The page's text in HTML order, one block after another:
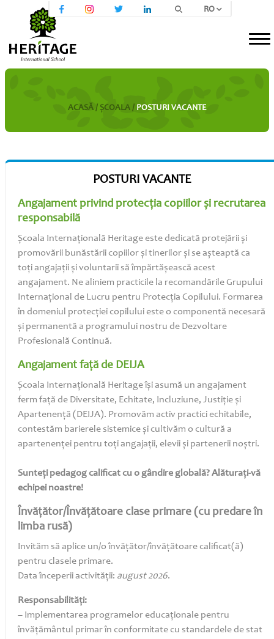
RO
ACASĂ / ŞСOALA / POSTURI VACANTE
POSTURI VACANTE
Angajament privind protecția copiilor și recrutarea
responsabilă
Școala Internațională Heritage este dedicată protejării și
promovării bunăstării copiilor și tinerilor și se așteaptă ca
toți angajații și voluntarii să împărtășească acest
angajament. Ne aliniem practicile la recomandările Grupului
Internațional de Lucru pentru Protecția Copilului. Formarea
în domeniul protecției copilului este o componentă necesară
și permanentă a programului nostru de Dezvoltare
Profesională Continuă.
Angajament față de DEIJA
Școala Internațională Heritage își asumă un angajament
ferm față de Diversitate, Echitate, Incluziune, Justiție și
Apartenență (DEIJA). Promovăm activ practici echitabile,
contestăm barierele sistemice și cultivăm o cultură a
apartenenței pentru toți angajații, elevii și partenerii noștri.
Sunteţi pedagog calificat cu o gândire globală? Alăturaţi-vă
echipei noastre!
Învățător/Învățătoare clase primare (cu predare în
limba rusă)
Invităm să aplice un/o învățător/învățătoare calificat(ă)
pentru clasele primare.
Data începerii activității: august 2026.
Responsabilități:
– Implementarea programelor educaționale pentru
învățământul primar în conformitate cu standardele de stat